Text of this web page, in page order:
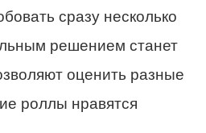
сразу несколько
решением станет
оценить разные
роллы нравятся